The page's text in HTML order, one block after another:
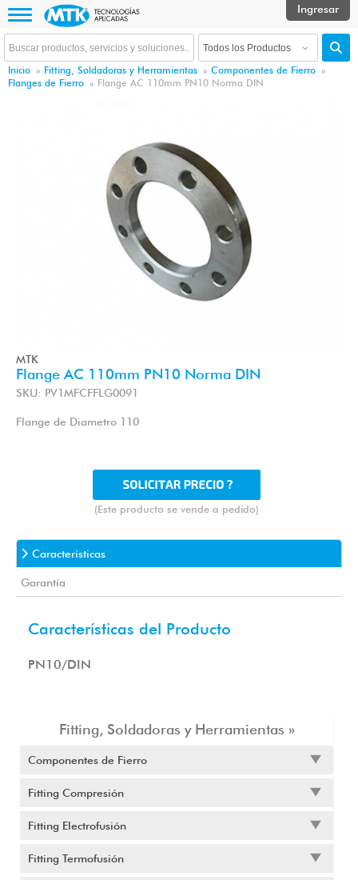
Inicio » Fitting, Soldadoras y Herramientas » Componentes de Fierro »
Flanges de Fierro » Flange AC 110mm PN10 Norma DIN
Fitting, Soldadoras y Herramientas »
Componentes de Fierro
Fitting Compresión
Fitting Electrofusión
Fitting Termofusión
MTK
Flange AC 110mm PN10 Norma DIN
SKU: PV1MFCFFLG0091
Flange de Diametro 110
(Este producto se vende a pedido)
Características
Garantía
Características del Producto
PN10/DIN